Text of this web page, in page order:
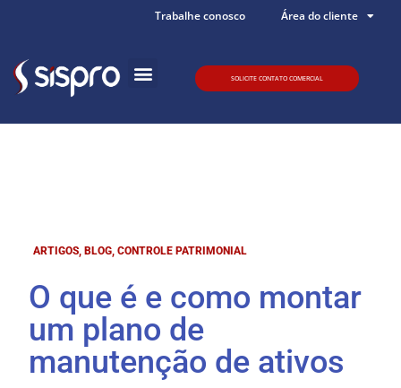
Trabalhe conosco Área do cliente
SOLICITE CONTATO COMERCIAL
ARTIGOS ,BLOG ,CONTROLE PATRIMONIAL
O que é e como montar
um plano de
manutenção de ativos